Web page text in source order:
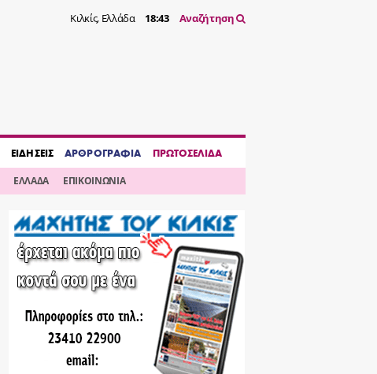
Κιλκίς, Ελλάδα 18:43 Αναζήτηση
ΕΙΔΗΣΕΙΣ ΑΡΘΡΟΓΡΑΦΙΑ ΠΡΩΤΟΣΕΛΙΔΑ
ΕΛΛΑΔΑ ΕΠΙΚΟΙΝΩΝΙΑ